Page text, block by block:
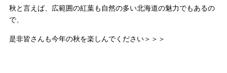
秋と言えば、広範囲の紅葉も自然の多い北海道の魅力でもあるの
で、
是非皆さんも今年の秋を楽しんでください＞＞＞